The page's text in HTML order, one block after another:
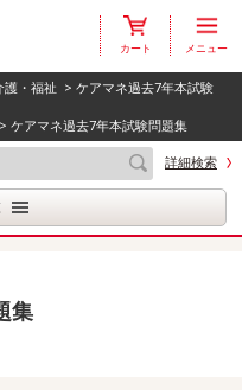
カート メニュー
護・福祉 > ケアマネ過去7年本試験
> ケアマネ過去7年本試験問題集
詳細検索
集